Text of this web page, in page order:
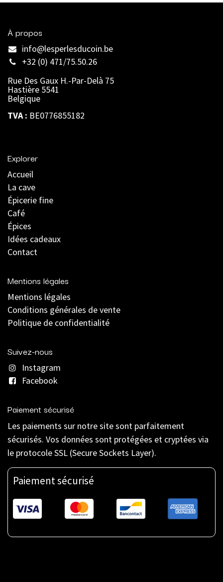
À propos
info@lesperlesducoin.be​
+32 (0) 471/75.50.26
Rue Des Gaux H.-Par-Delà 75
Hastière 5541
Belgique
TVA : BE0776855182
Explorer
Accueil
La cave
Épicerie fine
Café
Épices
Idées cadeaux
Contact
Mentions légales
Mentions légales
Conditions générales de vente
Politique de confidentialité
Suivez-nous
Instagram
Facebook
Paiement sécurisé
Les paiements sur notre site sont parfaitement
sécurisés. Vos données sont protégées et cryptées via
le protocole SSL (Secure Sockets Layer).
Paiement sécurisé